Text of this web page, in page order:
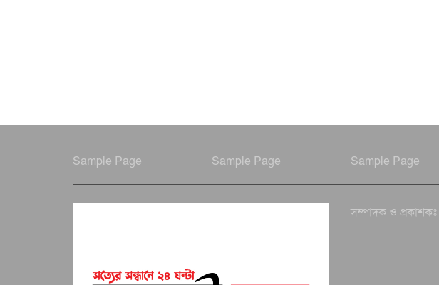
Sample Page Sample Page Sample Page
সম্পাদক ও প্রকাশকঃ